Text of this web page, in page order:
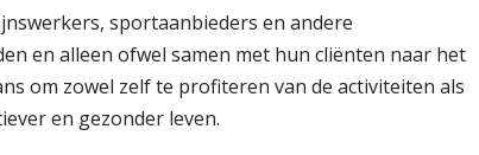
sportaanbieders en andere
en alleen ofwel samen met hun cliënten naar het
om zowel zelf te profiteren van de activiteiten als
en gezonder leven.